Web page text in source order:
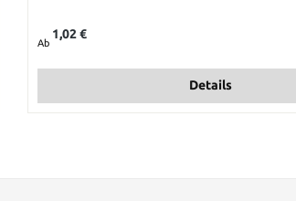
Ab
1,02 €
Details